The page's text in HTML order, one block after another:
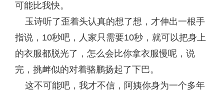
可能比我快。
玉诗听了歪着头认真的想了想，才伸出一根手
指说，10秒吧，人家只需要10秒，就可以把身上
的衣服都脱光了，怎么会比你拿衣服慢呢，说
完，挑衅似的对着骆鹏扬起了下巴。
这不可能吧，我才不信，阿姨你身为一个多年